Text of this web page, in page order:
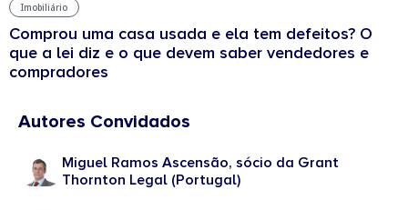
Imobiliário
Comprou uma casa usada e ela tem defeitos? O
que a lei diz e o que devem saber vendedores e
compradores
Autores Convidados
Miguel Ramos Ascensão, sócio da Grant
Thornton Legal (Portugal)